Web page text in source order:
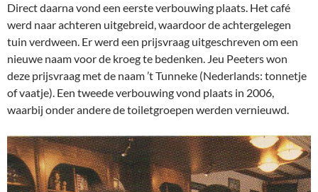
Direct daarna vond een eerste verbouwing plaats. Het café
werd naar achteren uitgebreid, waardoor de achtergelegen
tuin verdween. Er werd een prijsvraag uitgeschreven om een
nieuwe naam voor de kroeg te bedenken. Jeu Peeters won
deze prijsvraag met de naam ’t Tunneke (Nederlands: tonnetje
of vaatje). Een tweede verbouwing vond plaats in 2006,
waarbij onder andere de toiletgroepen werden vernieuwd.